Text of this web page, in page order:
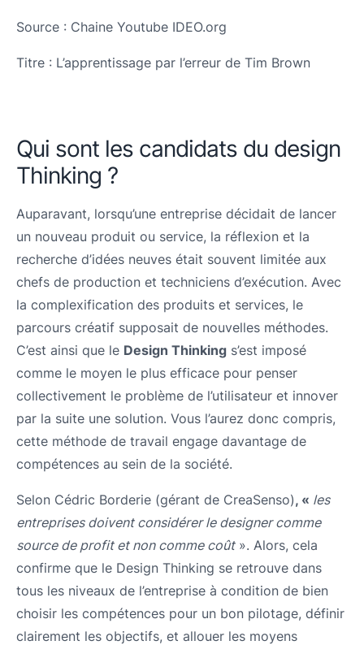
Source : Chaine Youtube IDEO.org
Titre : L’apprentissage par l’erreur de Tim Brown
Qui sont les candidats du design
Thinking ?
Auparavant, lorsqu’une entreprise décidait de lancer
un nouveau produit ou service, la réflexion et la
recherche d’idées neuves était souvent limitée aux
chefs de production et techniciens d’exécution. Avec
la complexification des produits et services, le
parcours créatif supposait de nouvelles méthodes.
C’est ainsi que le Design Thinking s’est imposé
comme le moyen le plus efficace pour penser
collectivement le problème de l’utilisateur et innover
par la suite une solution. Vous l’aurez donc compris,
cette méthode de travail engage davantage de
compétences au sein de la société.
Selon Cédric Borderie (gérant de CreaSenso), « les
entreprises doivent considérer le designer comme
source de profit et non comme coût». Alors, cela
confirme que le Design Thinking se retrouve dans
tous les niveaux de l’entreprise à condition de bien
choisir les compétences pour un bon pilotage, définir
clairement les objectifs, et allouer les moyens